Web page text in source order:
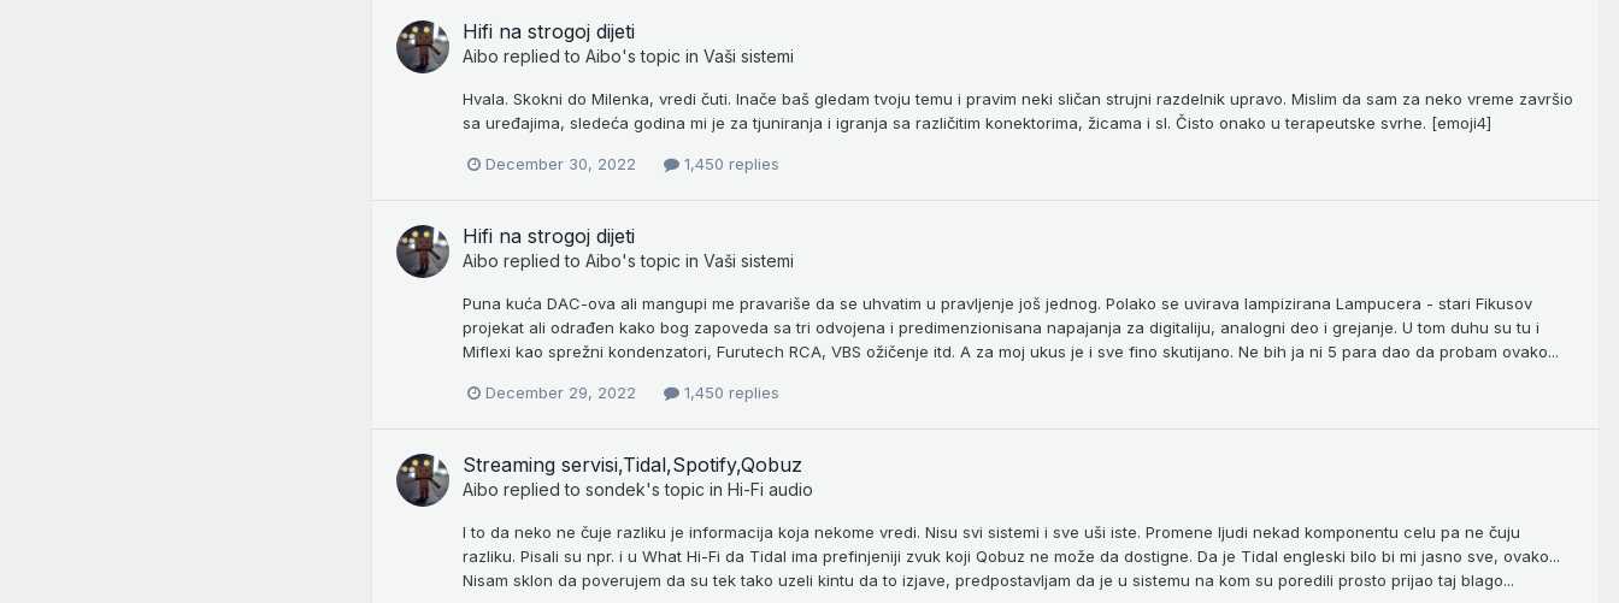
Hifi na strogoj dijeti
Aibo replied to Aibo's topic in Vaši sistemi
Hvala. Skokni do Milenka, vredi čuti. Inače baš gledam tvoju temu i pravim neki sličan strujni razdelnik upravo. Mislim da sam za neko vreme završio
sa uređajima, sledeća godina mi je za tjuniranja i igranja sa različitim konektorima, žicama i sl. Čisto onako u terapeutske svrhe. [emoji4]
December 30, 2022 1,450 replies
Hifi na strogoj dijeti
Aibo replied to Aibo's topic in Vaši sistemi
Puna kuća DAC-ova ali mangupi me pravariše da se uhvatim u pravljenje još jednog. Polako se uvirava lampizirana Lampucera - stari Fikusov
projekat ali odrađen kako bog zapoveda sa tri odvojena i predimenzionisana napajanja za digitaliju, analogni deo i grejanje. U tom duhu su tu i
Miflexi kao sprežni kondenzatori, Furutech RCA, VBS ožičenje itd. A za moj ukus je i sve fino skutijano. Ne bih ja ni 5 para dao da probam ovako...
December 29, 2022 1,450 replies
Streaming servisi,Tidal,Spotify,Qobuz
Aibo replied to sondek's topic in Hi-Fi audio
I to da neko ne čuje razliku je informacija koja nekome vredi. Nisu svi sistemi i sve uši iste. Promene ljudi nekad komponentu celu pa ne čuju
razliku. Pisali su npr. i u What Hi-Fi da Tidal ima prefinjeniji zvuk koji Qobuz ne može da dostigne. Da je Tidal engleski bilo bi mi jasno sve, ovako...
Nisam sklon da poverujem da su tek tako uzeli kintu da to izjave, predpostavljam da je u sistemu na kom su poredili prosto prijao taj blago...